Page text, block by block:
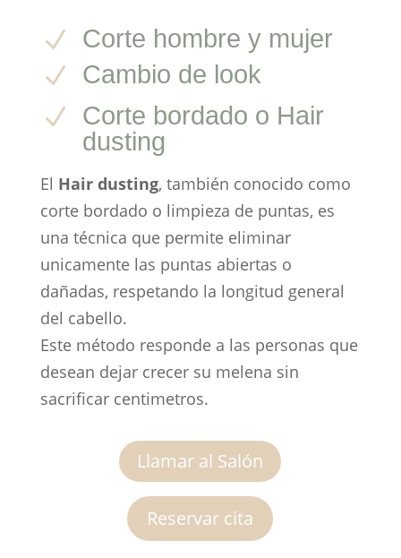
N
Corte hombre y mujer
N
Cambio de look
N
Corte bordado o Hair
dusting
El Hair dusting, también conocido como
corte bordado o limpieza de puntas, es
una técnica que permite eliminar
unicamente las puntas abiertas o
dañadas, respetando la longitud general
del cabello.
Este método responde a las personas que
desean dejar crecer su melena sin
sacrificar centimetros.
Llamar al Salón
Reservar cita